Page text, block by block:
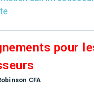
pour
CFA